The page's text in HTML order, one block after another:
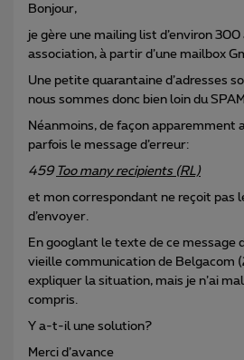
Bonjour,
je gère une mailing list d’environ
association, à partir d’une mailbox
Une petite quarantaine d’adresses
nous sommes donc bien loin du SPAM.
Néanmoins, de façon apparemment
parfois le message d’erreur:
459 Too many recipients (RL)
et mon correspondant ne reçoit pas
d’envoyer.
En googlant le texte de ce message
vieille communication de Belgacom
expliquer la situation, mais je n’ai
compris.
Y a-t-il une solution?
Merci d’avance